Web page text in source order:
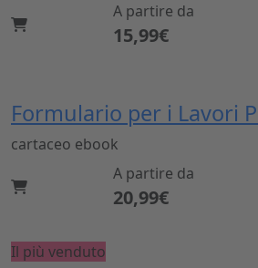
A partire da
15,99€
Formulario per i Lavori
cartaceo ebook
A partire da
20,99€
Il più venduto